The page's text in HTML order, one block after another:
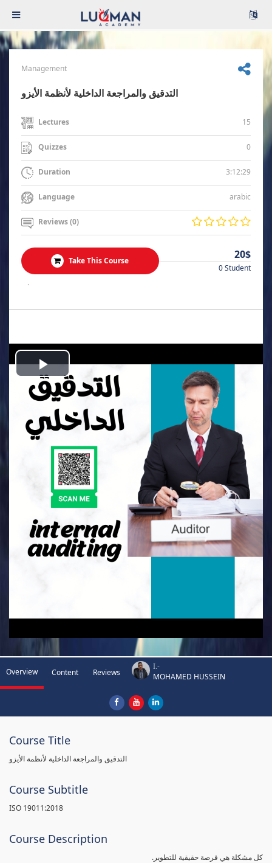
Management
التدقيق والمراجعة الداخلية لأنظمة الأيزو
Lectures 15
Quizzes 0
Duration 3:12:29
Language arabic
Reviews (0)
Take This Course 20$
0 Student
.
Play
Video
Overview Content Reviews
I.-
MOHAMED HUSSEIN
Course Title
التدقيق والمراجعة الداخلية لأنظمة الأيزو
Course Subtitle
ISO 19011:2018
Course Description
كل مشكلة هي فرصة حقيقية للتطوير.